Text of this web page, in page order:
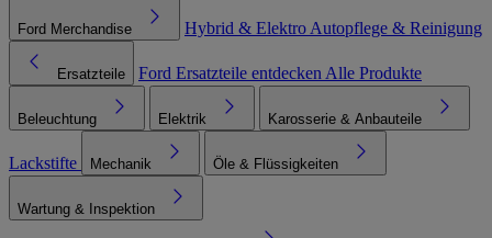
Ford Merchandise Hybrid & Elektro Autopflege & Reinigung
Ersatzteile Ford Ersatzteile entdecken Alle Produkte
Beleuchtung Elektrik Karosserie & Anbauteile
Lackstifte Mechanik Öle & Flüssigkeiten
Wartung & Inspektion